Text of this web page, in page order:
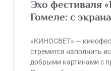
Эхо фестиваля
Гомеле: с
«КИНОСВЕТ» —
стремится наполнить
добрыми картинами с